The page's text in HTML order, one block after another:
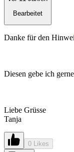
Bearbeitet
Danke für den
Diesen gebe ich
Liebe Grüsse
Tanja
0 Likes